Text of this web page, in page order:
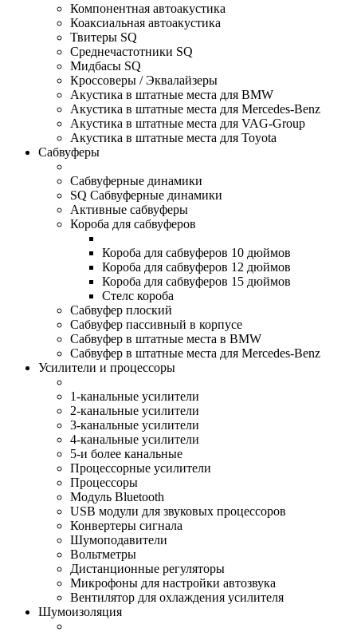
Компонентная автоакустика
Коаксиальная автоакустика
Твитеры SQ
Среднечастотники SQ
Мидбасы SQ
Кроссоверы / Эквалайзеры
Акустика в штатные места для BMW
Акустика в штатные места для Mercedes-Benz
Акустика в штатные места для VAG-Group
Акустика в штатные места для Toyota
Сабвуферы
Сабвуферные динамики
SQ Сабвуферные динамики
Активные сабвуферы
Короба для сабвуферов
Короба для сабвуферов 10 дюймов
Короба для сабвуферов 12 дюймов
Короба для сабвуферов 15 дюймов
Стелс короба
Cабвуфер плоский
Сабвуфер пассивный в корпусе
Сабвуфер в штатные места в BMW
Сабвуфер в штатные места для Mercedes-Benz
Усилители и процессоры
1-канальные усилители
2-канальные усилители
3-канальные усилители
4-канальные усилители
5-и более канальные
Процессорные усилители
Процессоры
Модуль Bluetooth
USB модули для звуковых процессоров
Конвертеры сигнала
Шумоподавители
Вольтметры
Дистанционные регуляторы
Микрофоны для настройки автозвука
Вентилятор для охлаждения усилителя
Шумоизоляция